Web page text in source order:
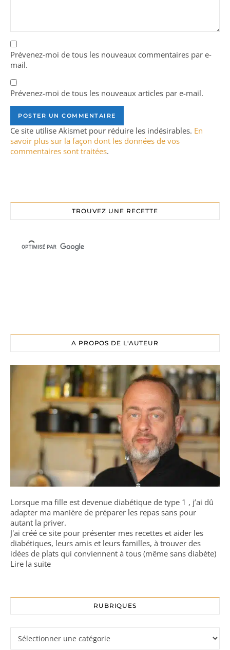
Prévenez-moi de tous les nouveaux commentaires par e-
mail.
Prévenez-moi de tous les nouveaux articles par e-mail.
Ce site utilise Akismet pour réduire les indésirables. En
savoir plus sur la façon dont les données de vos
commentaires sont traitées.
TROUVEZ UNE RECETTE
A PROPOS DE L'AUTEUR
Lorsque ma fille est devenue diabétique de type 1 , j’ai dû
adapter ma manière de préparer les repas sans pour
autant la priver.
J'ai créé ce site pour présenter mes recettes et aider les
diabétiques, leurs amis et leurs familles, à trouver des
idées de plats qui conviennent à tous (même sans diabète)
Lire la suite
RUBRIQUES